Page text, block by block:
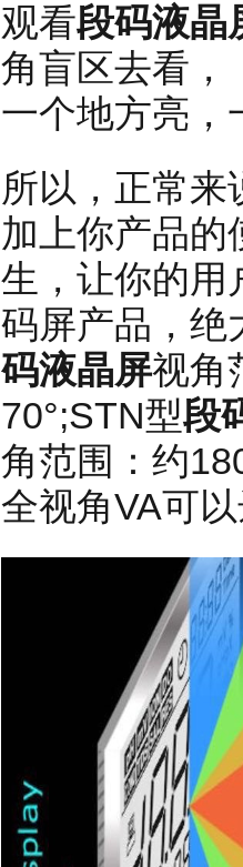
观看段码液晶
角盲区去看，
一个地方亮，
所以，正常来
加上你产品的
生，让你的用
码屏产品，绝
码液晶屏视角
70°;STN型段
角范围：约
全视角VA可